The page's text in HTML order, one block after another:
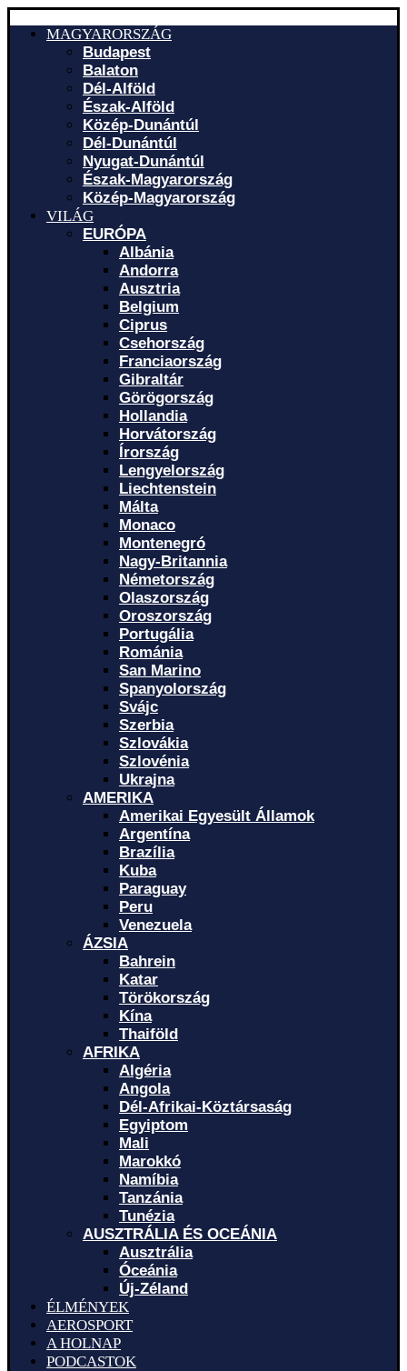
MAGYARORSZÁG
Budapest
Balaton
Dél-Alföld
Észak-Alföld
Közép-Dunántúl
Dél-Dunántúl
Nyugat-Dunántúl
Észak-Magyarország
Közép-Magyarország
VILÁG
EURÓPA
Albánia
Andorra
Ausztria
Belgium
Ciprus
Csehország
Franciaország
Gibraltár
Görögország
Hollandia
Horvátország
Írország
Lengyelország
Liechtenstein
Málta
Monaco
Montenegró
Nagy-Britannia
Németország
Olaszország
Oroszország
Portugália
Románia
San Marino
Spanyolország
Svájc
Szerbia
Szlovákia
Szlovénia
Ukrajna
AMERIKA
Amerikai Egyesült Államok
Argentína
Brazília
Kuba
Paraguay
Peru
Venezuela
ÁZSIA
Bahrein
Katar
Törökország
Kína
Thaiföld
AFRIKA
Algéria
Angola
Dél-Afrikai-Köztársaság
Egyiptom
Mali
Marokkó
Namíbia
Tanzánia
Tunézia
AUSZTRÁLIA ÉS OCEÁNIA
Ausztrália
Óceánia
Új-Zéland
ÉLMÉNYEK
AEROSPORT
A HOLNAP
PODCASTOK